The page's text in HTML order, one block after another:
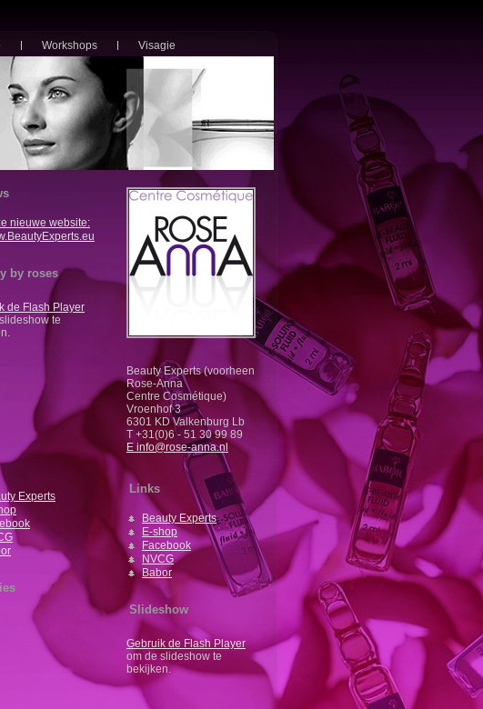
Workshops Visagie
nieuwe website:
by roses
de Flash Player
te
Experts
Beauty Experts (voorheen
Rose-Anna
Centre Cosmétique)
Vroenhof 3
6301 KD Valkenburg Lb
T +31(0)6 - 51 30 99 89
E info@rose-anna.nl
Links
Beauty Experts
E-shop
Facebook
NVCG
Babor
Slideshow
Gebruik de Flash Player
om de slideshow te
bekijken.